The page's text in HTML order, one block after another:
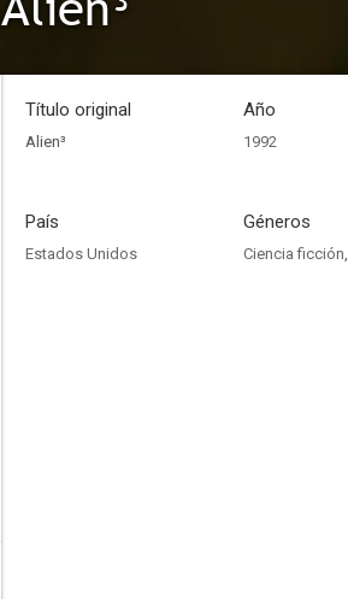
Título original
Alien³
Año
1992
País
Estados Unidos
Géneros
Ciencia ficción,